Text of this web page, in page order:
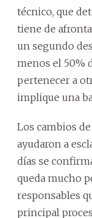
técnico, que
tiene de
un segundo
menos el 50%
pertenecer a
implique una
Los cambios
ayudaron a
días se
queda mucho
responsables
principal